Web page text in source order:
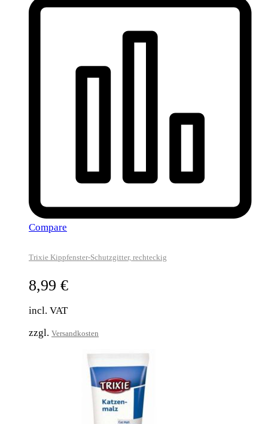
Compare
Trixie Kippfenster-Schutzgitter, rechteckig
8,99 €
incl. VAT
zzgl. Versandkosten